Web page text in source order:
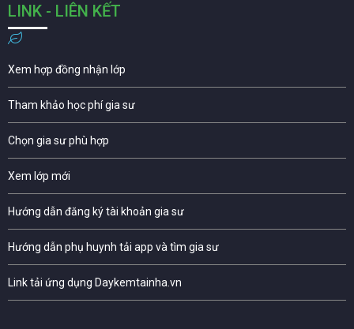
LINK - LIÊN KẾT
Xem hợp đồng nhận lớp
Tham khảo học phí gia sư
Chọn gia sư phù hợp
Xem lớp mới
Hướng dẫn đăng ký tài khoản gia sư
Hướng dẫn phụ huynh tải app và tìm gia sư
Link tải ứng dụng Daykemtainha.vn